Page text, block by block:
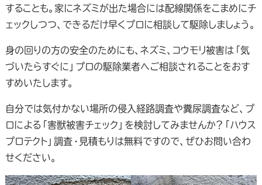
することも。家にネズミが出た場合には配線関係をこまめにチ
ェックしつつ、できるだけ早くプロに相談して駆除しましょう。
身の回りの方の安全のためにも、ネズミ、コウモリ被害は「気
づいたらすぐに」プロの駆除業者へご相談されることをおす
すめいたします。
自分では気付かない場所の侵入経路調査や糞尿調査など、プ
ロによる「害獣被害チェック」を検討してみませんか？「ハウス
プロテクト」調査・見積もりは無料ですので、ぜひお問い合わ
せください。